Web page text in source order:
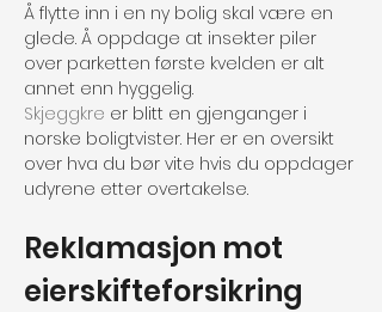
Å flytte inn i en ny bolig skal være en
glede. Å oppdage at insekter piler
over parketten første kvelden er alt
annet enn hyggelig.
Skjeggkre er blitt en gjenganger i
norske boligtvister. Her er en oversikt
over hva du bør vite hvis du oppdager
udyrene etter overtakelse.
Reklamasjon mot
eierskifteforsikring